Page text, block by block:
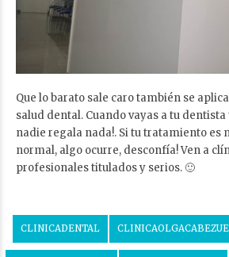
Que lo barato sale caro también se
salud dental. Cuando vayas a tu
nadie regala nada!. Si tu tratamiento es
normal, algo ocurre, desconfía! Ven a
profesionales titulados y serios. 🙂
CLINICADENTAL